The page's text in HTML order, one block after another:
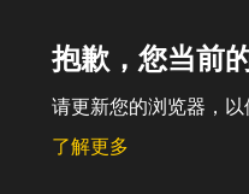
抱歉，您当前
请更新您的浏览器，以
了解更多